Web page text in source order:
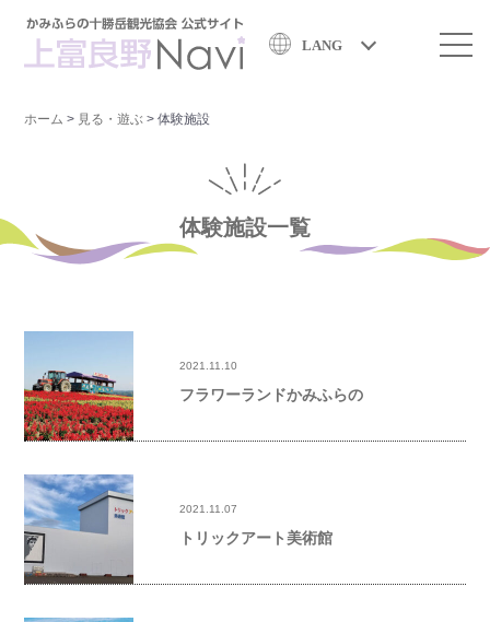
LANG
ホーム > 見る・遊ぶ >体験施設
体験施設一覧
2021.11.10
フラワーランドかみふらの
2021.11.07
トリックアート美術館